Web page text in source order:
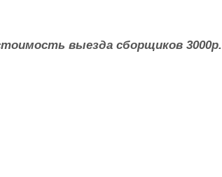
выезда сборщиков 3000р.